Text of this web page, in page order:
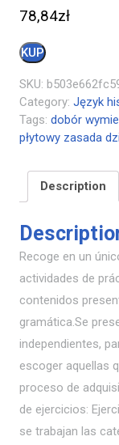
78,84zł
KUP
SKU:
Category: Język
Tags: dobór
płytowy zasada
Description
Recoge en un
actividades de
contenidos
gramática.Se
independientes,
escoger aquellas
proceso de
de ejercicios:
se trabajan las